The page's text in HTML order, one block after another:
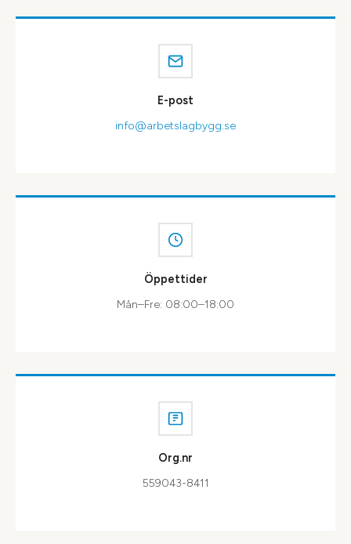
E-post
info@arbetslagbygg.se
Öppettider
Mån–Fre: 08:00–18:00
Org.nr
559043-8411